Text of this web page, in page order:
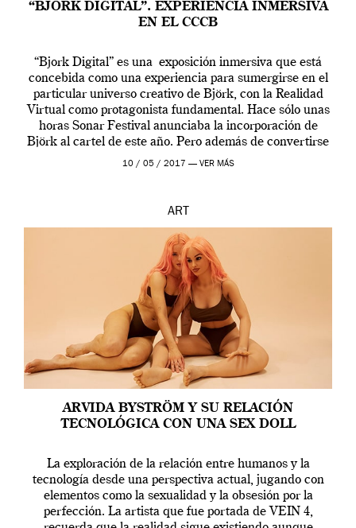
“BJÖRK DIGITAL”. EXPERIENCIA INMERSIVA
EN EL CCCB
“Bjork Digital” es una exposición inmersiva que está
concebida como una experiencia para sumergirse en el
particular universo creativo de Björk, con la Realidad
Virtual como protagonista fundamental. Hace sólo unas
horas Sonar Festival anunciaba la incorporación de
Björk al cartel de este año. Pero además de convertirse
en una de las actuaciones más relevantes […]
10 / 05 / 2017 — VER MÁS
ART
ARVIDA BYSTRÖM Y SU RELACIÓN
TECNOLÓGICA CON UNA SEX DOLL
La exploración de la relación entre humanos y la
tecnología desde una perspectiva actual, jugando con
elementos como la sexualidad y la obsesión por la
perfección. La artista que fue portada de VEIN 4,